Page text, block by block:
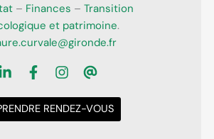
– Finances – Transition
et patrimoine.
RENDEZ-VOUS